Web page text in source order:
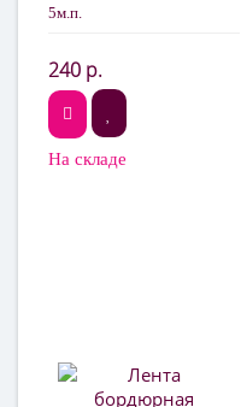
5м.п.
240 р.
На складе